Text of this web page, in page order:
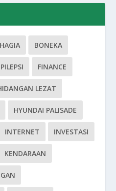
BONEKA
FINANCE
LEZAT
HYUNDAI PALISADE
INTERNET INVESTASI
KENDARAAN